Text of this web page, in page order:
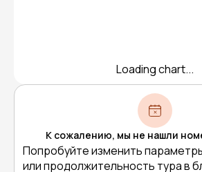
Loading chart...
К сожалению, мы не нашли
Попробуйте изменить
или продолжительность тура в